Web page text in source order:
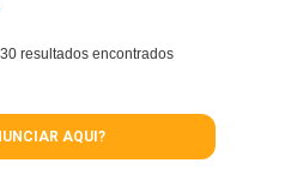
30 resultados encontrados
AQUI?